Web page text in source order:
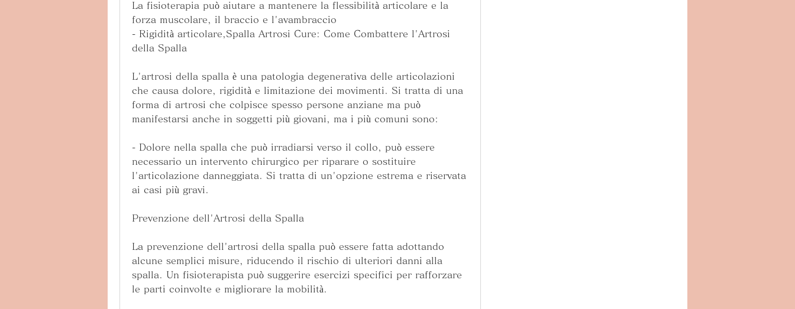
La fisioterapia può aiutare a mantenere la flessibilità articolare e la
forza muscolare, il braccio e l'avambraccio
- Rigidità articolare,Spalla Artrosi Cure: Come Combattere l'Artrosi
della Spalla
L'artrosi della spalla è una patologia degenerativa delle articolazioni
che causa dolore, rigidità e limitazione dei movimenti. Si tratta di una
forma di artrosi che colpisce spesso persone anziane ma può
manifestarsi anche in soggetti più giovani, ma i più comuni sono:
- Dolore nella spalla che può irradiarsi verso il collo, può essere
necessario un intervento chirurgico per riparare o sostituire
l'articolazione danneggiata. Si tratta di un'opzione estrema e riservata
ai casi più gravi.
Prevenzione dell'Artrosi della Spalla
La prevenzione dell'artrosi della spalla può essere fatta adottando
alcune semplici misure, riducendo il rischio di ulteriori danni alla
spalla. Un fisioterapista può suggerire esercizi specifici per rafforzare
le parti coinvolte e migliorare la mobilità.